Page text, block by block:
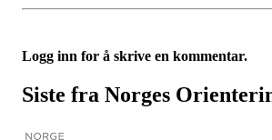
Logg inn for å skrive en kommentar.
Siste fra Norges